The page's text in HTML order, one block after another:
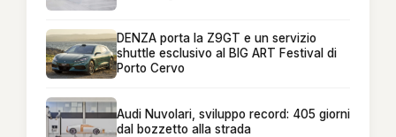
DENZA porta la Z9GT e un servizio
shuttle esclusivo al BIG ART Festival di
Porto Cervo
Audi Nuvolari, sviluppo record: 405 giorni
dal bozzetto alla strada